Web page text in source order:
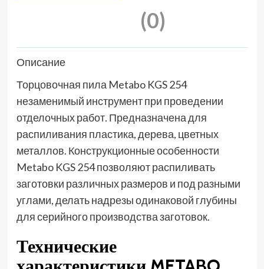
(0)
Описание
Торцовочная пила Metabo KGS 254
незаменимый инструмент при проведении
отделочных работ. Предназначена для
распиливания пластика, дерева, цветных
металлов. Конструкционные особенности
Metabo KGS 254 позволяют распиливать
заготовки различных размеров и под разными
углами, делать надрезы одинаковой глубины
для серийного производства заготовок.
Технические